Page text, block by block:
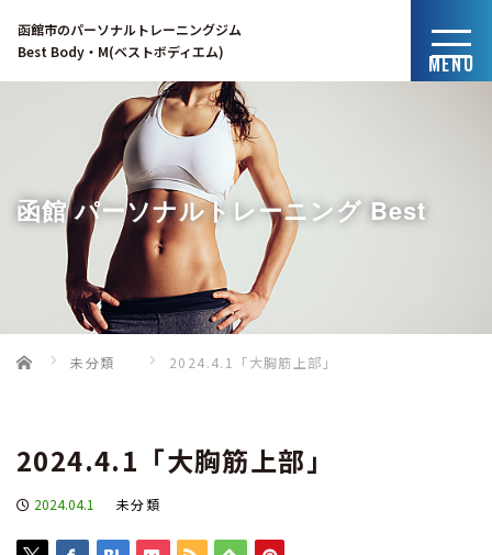
函館市のパーソナルトレーニングジム
Best Body・M(ベストボディエム)
MENU
函館 パーソナルトレーニング Best
Home 未分類 2024.4.1「大胸筋上部」
2024.4.1「大胸筋上部」
2024.04.1 未分類